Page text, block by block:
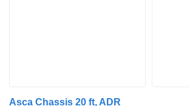
Asca Chassis 20 ft, ADR